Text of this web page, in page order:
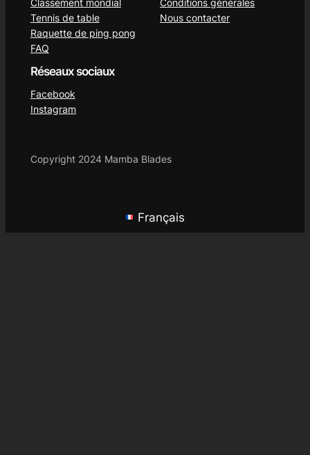
Classement mondial
Tennis de table
Raquette de ping pong
FAQ
Conditions générales
Nous contacter
Réseaux sociaux
Facebook
Instagram
Copyright 2024 Mamba Blades
Français